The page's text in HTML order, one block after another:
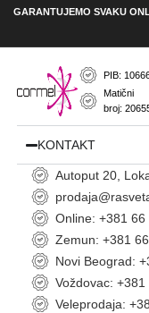
GARANTUJEMO SVAKU
PIB:
Matični
broj:
KONTAKT
Autoput 20,
Online: +381 66
Zemun: +381
Novi Beograd:
Voždovac:
Veleprodaja: